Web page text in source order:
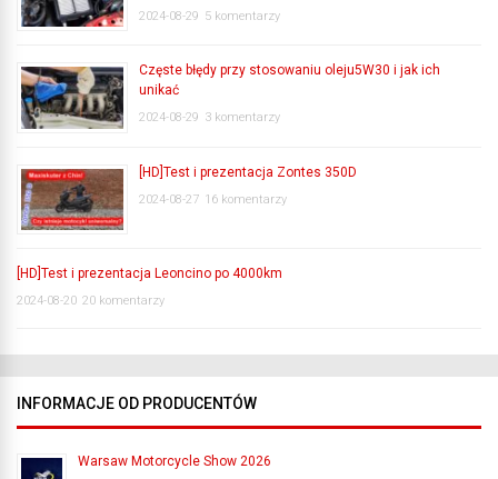
2024-08-29 5 komentarzy
Częste błędy przy stosowaniu oleju5W30 i jak ich
unikać
2024-08-29 3 komentarzy
[HD]Test i prezentacja Zontes 350D
2024-08-27 16 komentarzy
[HD]Test i prezentacja Leoncino po 4000km
2024-08-20 20 komentarzy
INFORMACJE OD PRODUCENTÓW
Warsaw Motorcycle Show 2026